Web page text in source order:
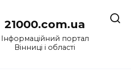
21000.com.ua
Інформаційний портал
Вінниці і області